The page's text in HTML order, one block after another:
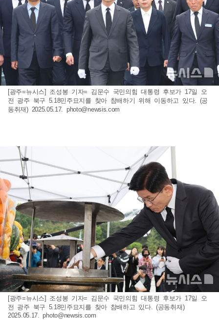
[광주=뉴시스] 조성봉 기자= 김문수 국민의힘 대통령 후보가 17일 오
전 광주 북구 5.18민주묘지를 찾아 참배하기 위해 이동하고 있다. (공
동취재) 2025.05.17. photo@newsis.com
[광주=뉴시스] 조성봉 기자= 김문수 국민의힘 대통령 후보가 17일 오
전 광주 북구 5.18민주묘지를 찾아 참배하고 있다. (공동취재)
2025.05.17.photo@newsis.com